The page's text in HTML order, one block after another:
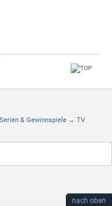
& Gewinnspiele → TV
nach oben